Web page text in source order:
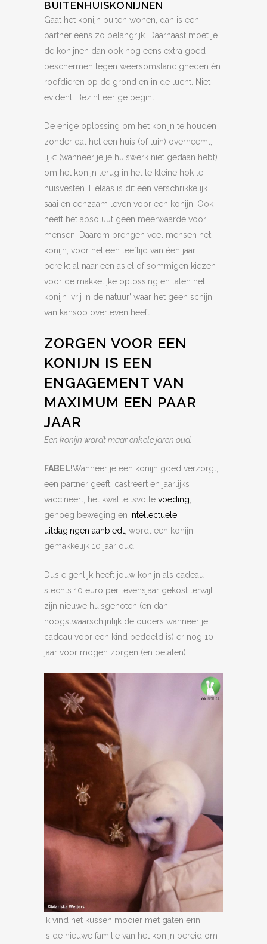
BUITENHUISKONIJNEN
Gaat het konijn buiten wonen, dan is een
partner eens zo belangrijk. Daarnaast moet je
de konijnen dan ook nog eens extra goed
beschermen tegen weersomstandigheden én
roofdieren op de grond en in de lucht. Niet
evident! Bezint eer ge begint.
De enige oplossing om het konijn te houden
zonder dat het een huis (of tuin) overneemt,
lijkt (wanneer je je huiswerk niet gedaan hebt)
om het konijn terug in het te kleine hok te
huisvesten. Helaas is dit een verschrikkelijk
saai en eenzaam leven voor een konijn. Ook
heeft het absoluut geen meerwaarde voor
mensen. Daarom brengen veel mensen het
konijn, voor het een leeftijd van één jaar
bereikt al naar een asiel of sommigen kiezen
voor de makkelijke oplossing en laten het
konijn ‘vrij in de natuur’ waar het geen schijn
van kansop overleven heeft.
ZORGEN VOOR EEN
KONIJN IS EEN
ENGAGEMENT VAN
MAXIMUM EEN PAAR
JAAR
Een konijn wordt maar enkele jaren oud.
FABEL!Wanneer je een konijn goed verzorgt,
een partner geeft, castreert en jaarlijks
vaccineert, het kwaliteitsvolle voeding,
genoeg beweging en intellectuele
uitdagingen aanbiedt, wordt een konijn
gemakkelijk 10 jaar oud.
Dus eigenlijk heeft jouw konijn als cadeau
slechts 10 euro per levensjaar gekost terwijl
zijn nieuwe huisgenoten (en dan
hoogstwaarschijnlijk de ouders wanneer je
cadeau voor een kind bedoeld is) er nog 10
jaar voor mogen zorgen (en betalen).
Ik vind het kussen mooier met gaten erin.
Is de nieuwe familie van het konijn bereid om